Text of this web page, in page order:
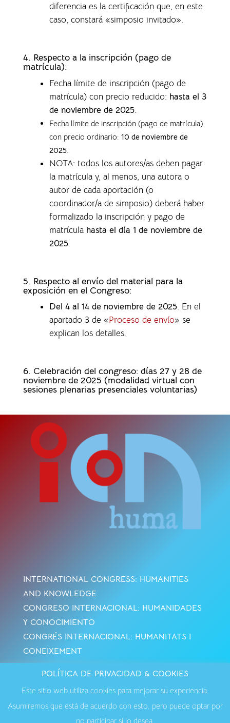
diferencia es la certificación que, en este
caso, constará «simposio invitado».
4. Respecto a la inscripción (pago de
matrícula):
Fecha límite de inscripción (pago de
matrícula) con precio reducido: hasta el 3
de noviembre de 2025.
Fecha límite de inscripción (pago de matrícula)
con precio ordinario: 10 de noviembre de
2025.
NOTA: todos los autores/as deben pagar
la matrícula y, al menos, una autora o
autor de cada aportación (o
coordinador/a de simposio) deberá haber
formalizado la inscripción y pago de
matrícula hasta el día 1 de noviembre de
2025.
5. Respecto al envío del material para la
exposición en el Congreso:
Del 4 al 14 de noviembre de 2025. En el
apartado 3 de «Proceso de envío» se
explican los detalles.
6. Celebración del congreso: días 27 y 28 de
noviembre de 2025 (modalidad virtual con
sesiones plenarias presenciales voluntarias)
INTERNATIONAL CONGRESS: HUMANITIES
AND KNOWLEDGE
CONGRESO INTERNACIONAL: HUMANIDADES
Y CONOCIMIENTO
CONGRÉS INTERNACIONAL: HUMANITATS I
CONEIXEMENT
Privacidad·Contactar
POLÍTICA DE PRIVACIDAD & COOKIES
Este sitio web utiliza cookies para mejorar su experiencia.
Asumiremos que está de acuerdo con esto, pero puede optar por
no participar si lo desea.